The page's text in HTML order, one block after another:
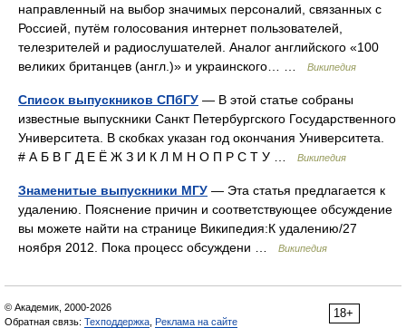
направленный на выбор значимых персоналий, связанных с
Россией, путём голосования интернет пользователей,
телезрителей и радиослушателей. Аналог английского «100
великих британцев (англ.)» и украинского… …
Википедия
Список выпускников СПбГУ — В этой статье собраны
известные выпускники Санкт Петербургского Государственного
Университета. В скобках указан год окончания Университета.
# А Б В Г Д Е Ё Ж З И К Л М Н О П Р С Т У …
Википедия
Знаменитые выпускники МГУ — Эта статья предлагается к
удалению. Пояснение причин и соответствующее обсуждение
вы можете найти на странице Википедия:К удалению/27
ноября 2012. Пока процесс обсуждени …
Википедия
18+
© Академик, 2000-2026
Обратная связь: Техподдержка Реклама на сайте